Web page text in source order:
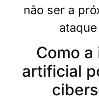
não ser a
Como
artificial